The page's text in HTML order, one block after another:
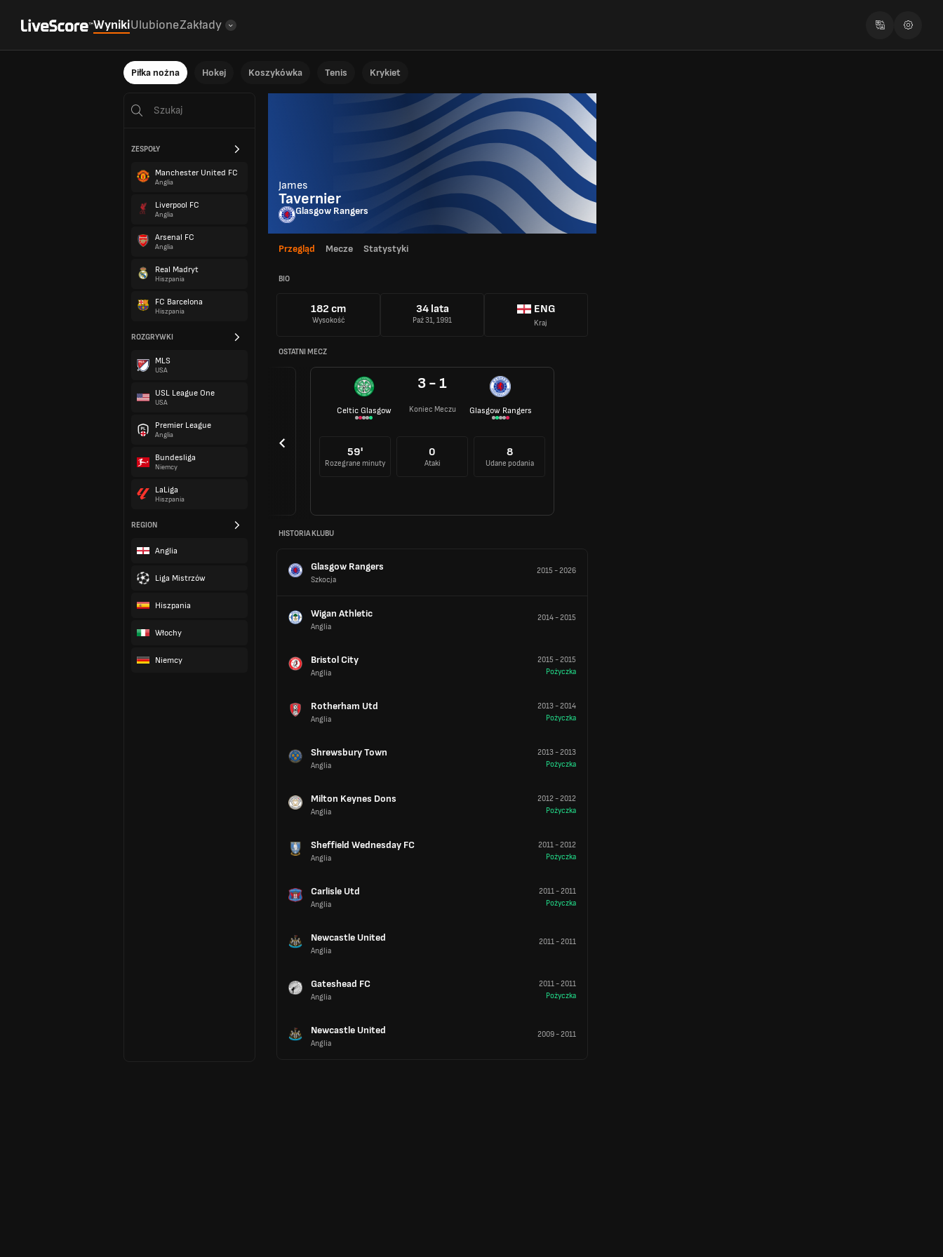
WynikiUlubioneZakłady
Piłka nożna Hokej Koszykówka Tenis Krykiet
ZESPOŁY
Manchester United FC
Anglia
Liverpool FC
Anglia
Arsenal FC
Anglia
Real Madryt
Hiszpania
FC Barcelona
Hiszpania
ROZGRYWKI
MLS
USA
USL League One
USA
Premier League
Anglia
Bundesliga
Niemcy
LaLiga
Hiszpania
REGION
Anglia
Liga Mistrzów
Hiszpania
Włochy
Niemcy
James
Tavernier
Glasgow Rangers
Przegląd Mecze Statystyki
BIO
182 cm
Wysokość
34 lata
Paź 31, 1991
ENG
Kraj
OSTATNI MECZ
Celtic Glasgow
3 - 1
Koniec Meczu Glasgow Rangers
59'
Rozegrane minuty
0
Ataki
8
Udane podania
HISTORIA KLUBU
Glasgow Rangers
Szkocja
2015 -2026
Wigan Athletic
Anglia
2014-2015
Bristol City
Anglia
2015 -2015
Pożyczka
Rotherham Utd
Anglia
2013-2014
Pożyczka
Shrewsbury Town
Anglia
2013-2013
Pożyczka
Milton Keynes Dons
Anglia
2012-2012
Pożyczka
Sheffield Wednesday FC
Anglia
2011-2012
Pożyczka
Carlisle Utd
Anglia
2011-2011
Pożyczka
Newcastle United
Anglia
2011-2011
Gateshead FC
Anglia
2011-2011
Pożyczka
Newcastle United
Anglia
2009-2011